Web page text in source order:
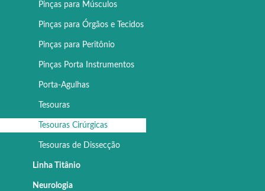
Pinças para Músculos
Pinças para Órgãos e Tecidos
Pinças para Peritônio
Pinças Porta Instrumentos
Porta-Agulhas
Tesouras
Tesouras Cirúrgicas
Tesouras de Dissecção
Linha Titânio
Neurologia